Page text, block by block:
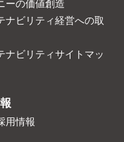
ーの価値創造
ナビリティ経営への取
ナビリティサイトマッ
用情報